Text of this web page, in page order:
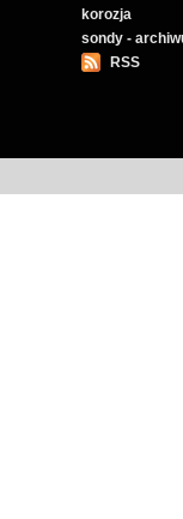
korozja
sondy -
RSS